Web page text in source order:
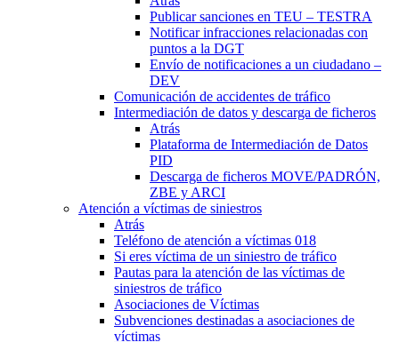
Publicar sanciones en TEU – TESTRA
Notificar infracciones relacionadas con
puntos a la DGT
Envío de notificaciones a un ciudadano –
DEV
Comunicación de accidentes de tráfico
Intermediación de datos y descarga de ficheros
Atrás
Plataforma de Intermediación de Datos
PID
Descarga de ficheros MOVE/PADRÓN,
ZBE y ARCI
Atención a víctimas de siniestros
Atrás
Teléfono de atención a víctimas 018
Si eres víctima de un siniestro de tráfico
Pautas para la atención de las víctimas de
siniestros de tráfico
Asociaciones de Víctimas
Subvenciones destinadas a asociaciones de
víctimas